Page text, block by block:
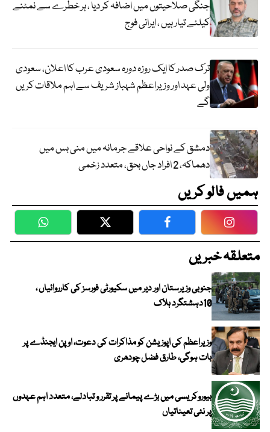
جنگی صلاحیتوں میں اضافہ کر دیا ، ہر خطرے سے نمٹنے
کیلئے تیار ہیں ، ایرانی فوج
ترک صدر کا ایک روزہ دورہ سعودی عرب کا اعلان، سعودی
ولی عہد اور وزیراعظم شہباز شریف سے اہم ملاقات کریں
گے
دمشق کے نواحی علاقے جرمانہ میں منی بس میں
دھماکہ، 2 افراد جاں بحق، متعدد زخمی
ہمیں فالو کریں
WhatsApp Twitter Facebook
متعلقہ خبریں
جنوبی وزیرستان اور دیر میں سکیورٹی فورسز کی کارروائیاں ،
10دہشتگرد ہلاک
وزیراعظم کی اپوزیشن کو مذاکرات کی دعوت، اوپن ایجنڈے پر
بات ہوگی، طارق فضل چودھری
بیوروکریسی میں بڑے پیمانے پر تقرر و تبادلے، متعدد اہم عہدوں
پر نئی تعیناتیاں